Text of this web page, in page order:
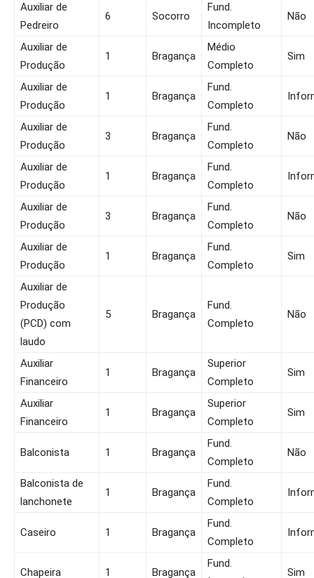
Auxiliar de
Pedreiro
6 Socorro
Fund.
Incompleto
Não
Auxiliar de
Produção
1 Bragança
Médio
Completo
Sim
Auxiliar de
Produção
1 Bragança
Fund.
Completo
Auxiliar de
Produção
3 Bragança
Fund.
Completo
Não
Auxiliar de
Produção
1 Bragança
Fund.
Completo
Auxiliar de
Produção
3 Bragança
Fund.
Completo
Não
Auxiliar de
Produção
1 Bragança
Fund.
Completo
Sim
Auxiliar de
Produção
(PCD) com
laudo
5 Bragança
Fund.
Completo
Não
Auxiliar
Financeiro
1 Bragança
Superior
Completo
Sim
Auxiliar
Financeiro
1 Bragança
Superior
Completo
Sim
Balconista 1 Bragança
Fund.
Completo
Não
Balconista de
lanchonete
1 Bragança
Fund.
Completo
Caseiro 1 Bragança
Fund.
Completo
Chapeira 1 Bragança
Fund.
Sim